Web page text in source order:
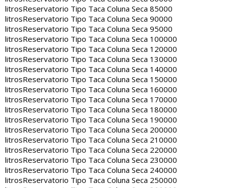
litrosReservatorio Tipo Taca Coluna Seca 85000
litrosReservatorio Tipo Taca Coluna Seca 90000
litrosReservatorio Tipo Taca Coluna Seca 95000
litrosReservatorio Tipo Taca Coluna Seca 100000
litrosReservatorio Tipo Taca Coluna Seca 120000
litrosReservatorio Tipo Taca Coluna Seca 130000
litrosReservatorio Tipo Taca Coluna Seca 140000
litrosReservatorio Tipo Taca Coluna Seca 150000
litrosReservatorio Tipo Taca Coluna Seca 160000
litrosReservatorio Tipo Taca Coluna Seca 170000
litrosReservatorio Tipo Taca Coluna Seca 180000
litrosReservatorio Tipo Taca Coluna Seca 190000
litrosReservatorio Tipo Taca Coluna Seca 200000
litrosReservatorio Tipo Taca Coluna Seca 210000
litrosReservatorio Tipo Taca Coluna Seca 220000
litrosReservatorio Tipo Taca Coluna Seca 230000
litrosReservatorio Tipo Taca Coluna Seca 240000
litrosReservatorio Tipo Taca Coluna Seca 250000